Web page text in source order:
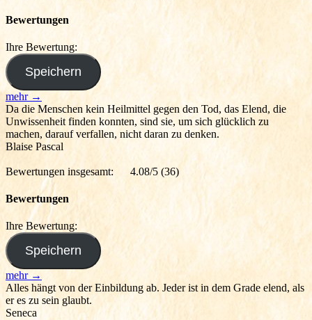
Bewertungen
Ihre Bewertung:
mehr →
Da die Menschen kein Heilmittel gegen den Tod, das Elend, die
Unwissenheit finden konnten, sind sie, um sich glücklich zu
machen, darauf verfallen, nicht daran zu denken.
Blaise Pascal
Bewertungen insgesamt: 4.08/5 (36)
Bewertungen
Ihre Bewertung:
mehr →
Alles hängt von der Einbildung ab. Jeder ist in dem Grade elend, als
er es zu sein glaubt.
Seneca